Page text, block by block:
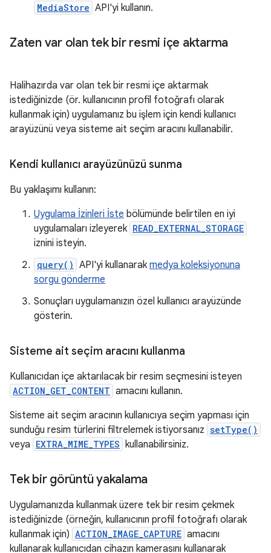
MediaStore API'yi kullanın.
Zaten var olan tek bir resmi içe aktarma
Halihazırda var olan tek bir resmi içe aktarmak
istediğinizde (ör. kullanıcının profil fotoğrafı olarak
kullanmak için) uygulamanız bu işlem için kendi kullanıcı
arayüzünü veya sisteme ait seçim aracını kullanabilir.
Kendi kullanıcı arayüzünüzü sunma
Bu yaklaşımı kullanın:
Uygulama İzinleri İste bölümünde belirtilen en iyi
uygulamaları izleyerek READ_EXTERNAL_STORAGE
iznini isteyin.
query() API'yi kullanarak medya koleksiyonuna
sorgu gönderme
Sonuçları uygulamanızın özel kullanıcı arayüzünde
gösterin.
Sisteme ait seçim aracını kullanma
Kullanıcıdan içe aktarılacak bir resim seçmesini isteyen
ACTION_GET_CONTENT amacını kullanın.
Sisteme ait seçim aracının kullanıcıya seçim yapması için
sunduğu resim türlerini filtrelemek istiyorsanız setType()
veya EXTRA_MIME_TYPES kullanabilirsiniz.
Tek bir görüntü yakalama
Uygulamanızda kullanmak üzere tek bir resim çekmek
istediğinizde (örneğin, kullanıcının profil fotoğrafı olarak
kullanmak için) ACTION_IMAGE_CAPTURE amacını
kullanarak kullanıcıdan cihazın kamerasını kullanarak